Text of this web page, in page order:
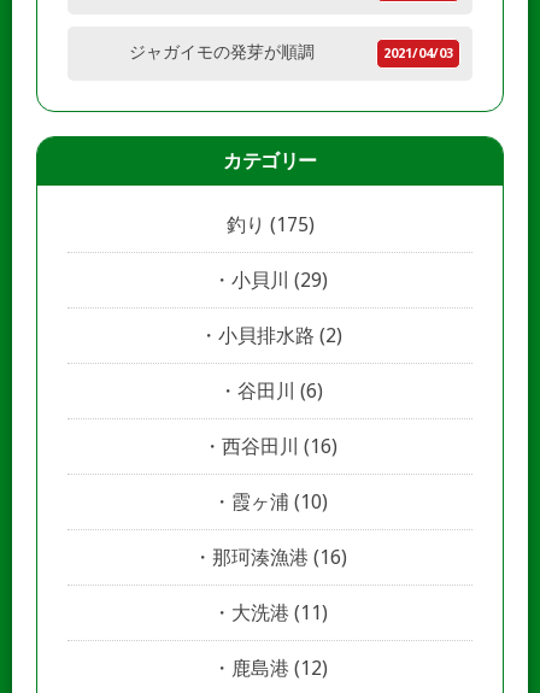
ジャガイモの発芽が順調 2021/04/03
カテゴリー
釣り (175)
小貝川 (29)
小貝排水路 (2)
谷田川 (6)
西谷田川 (16)
霞ヶ浦 (10)
那珂湊漁港 (16)
大洗港 (11)
鹿島港 (12)